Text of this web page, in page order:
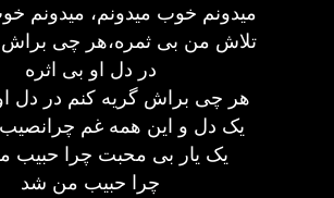
میدونم خوب میدونم، میدونم
تلاش من بی ثمره،هر چی‌ براش
در دل او بی اثره
هر چی‌ براش گریه کنم در دل
یک دل و این همه غم
یک یار بی محبت چرا حبیب
چرا حبیب من شد